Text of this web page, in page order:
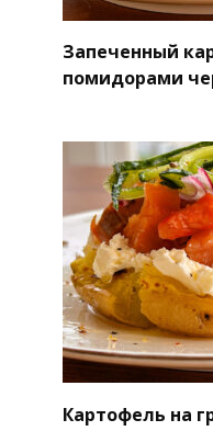
Запеченный
помидорами
Картофель на